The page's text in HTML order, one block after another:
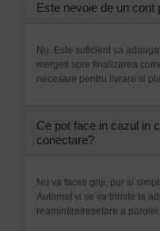
Este nevoie de un cont
Nu. Este suficient sa
mergeti spre finalizarea
necesare pentru livrare si
Ce pot face in cazul in
conectare?
Nu va faceti griji, pur si
Automat vi se va trimite la
reamintire/resetare a parolei.